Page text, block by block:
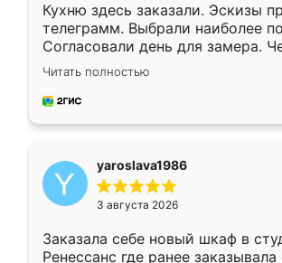
Кухню здесь заказали. Эскизы
телеграмм. Выбрали наиболее
Согласовали день для замера.
недели кухня была уже готова.
довольны работой. Спасибо
мебель за качественную работу!
Читать полностью
yaroslava1986
3 августа 2026
Заказала себе новый шкаф в
Ренессанс где ранее заказывала